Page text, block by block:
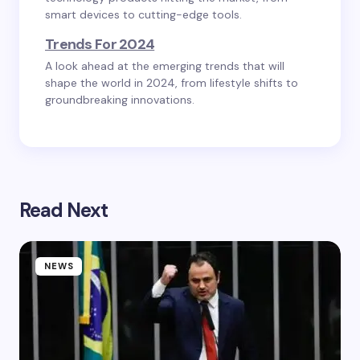
smart devices to cutting-edge tools.
Trends For 2024
A look ahead at the emerging trends that will
shape the world in 2024, from lifestyle shifts to
groundbreaking innovations.
Read Next
NEWS